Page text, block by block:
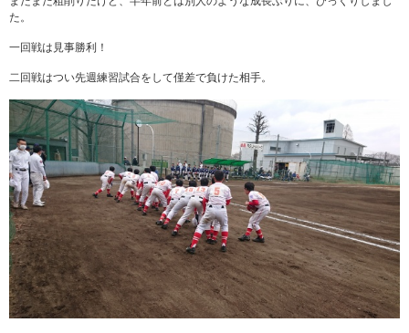
た。
一回戦は見事勝利！
二回戦はつい先週練習試合をして僅差で負けた相手。